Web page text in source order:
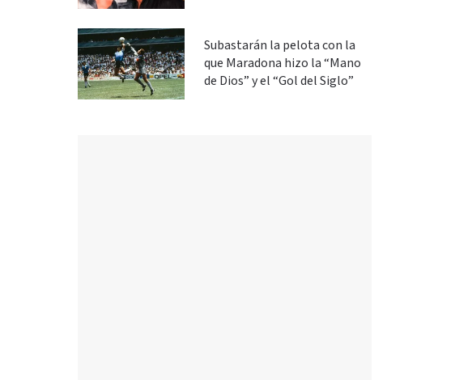
Subastarán la pelota con la
que Maradona hizo la “Mano
de Dios” y el “Gol del Siglo”